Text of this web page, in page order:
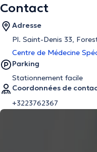
Contact
Adresse
Pl. Saint-Denis 33,
Centre de Médecine
Parking
Stationnement facile
Coordonnées de
+3223762367